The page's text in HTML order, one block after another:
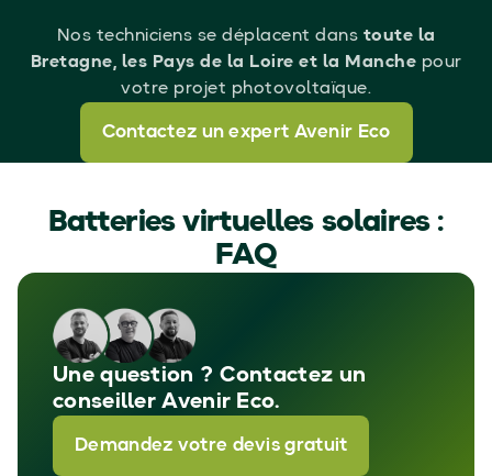
Nos techniciens se déplacent dans toute la
Bretagne, les Pays de la Loire et la Manche pour
votre projet photovoltaïque.
Contactez un expert Avenir Eco
Batteries virtuelles solaires :
FAQ
Une question ? Contactez un
conseiller Avenir Eco.
Demandez votre devis gratuit